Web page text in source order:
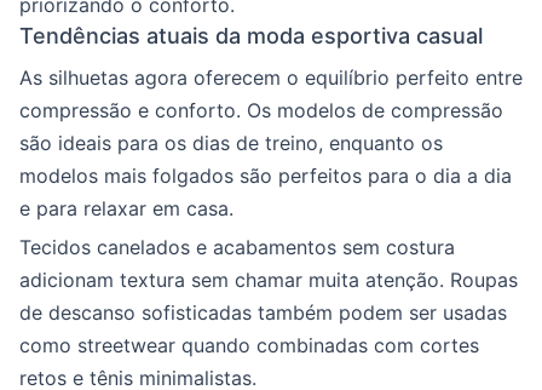
priorizando o conforto.
Tendências atuais da moda esportiva casual
As silhuetas agora oferecem o equilíbrio perfeito entre
compressão e conforto. Os modelos de compressão
são ideais para os dias de treino, enquanto os
modelos mais folgados são perfeitos para o dia a dia
e para relaxar em casa.
Tecidos canelados e acabamentos sem costura
adicionam textura sem chamar muita atenção. Roupas
de descanso sofisticadas também podem ser usadas
como streetwear quando combinadas com cortes
retos e tênis minimalistas.